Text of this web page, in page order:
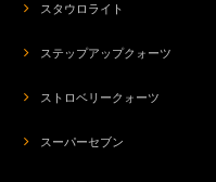
スタウロライト
ステップアップクォーツ
ストロベリークォーツ
スーパーセブン